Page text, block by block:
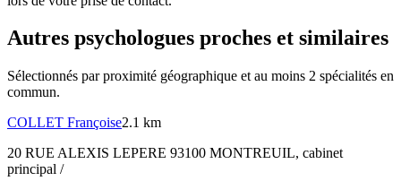
Autres psychologues proches et similaires
Sélectionnés par proximité géographique et au moins 2 spécialités en
commun.
COLLET Françoise2.1 km
20 RUE ALEXIS LEPERE 93100 MONTREUIL, cabinet
principal /